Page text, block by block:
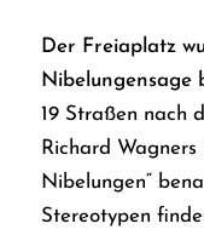
Der Freiaplatz
Nibelungensage
19 Straßen nach
Richard Wagners
Nibelungen“
Stereotypen